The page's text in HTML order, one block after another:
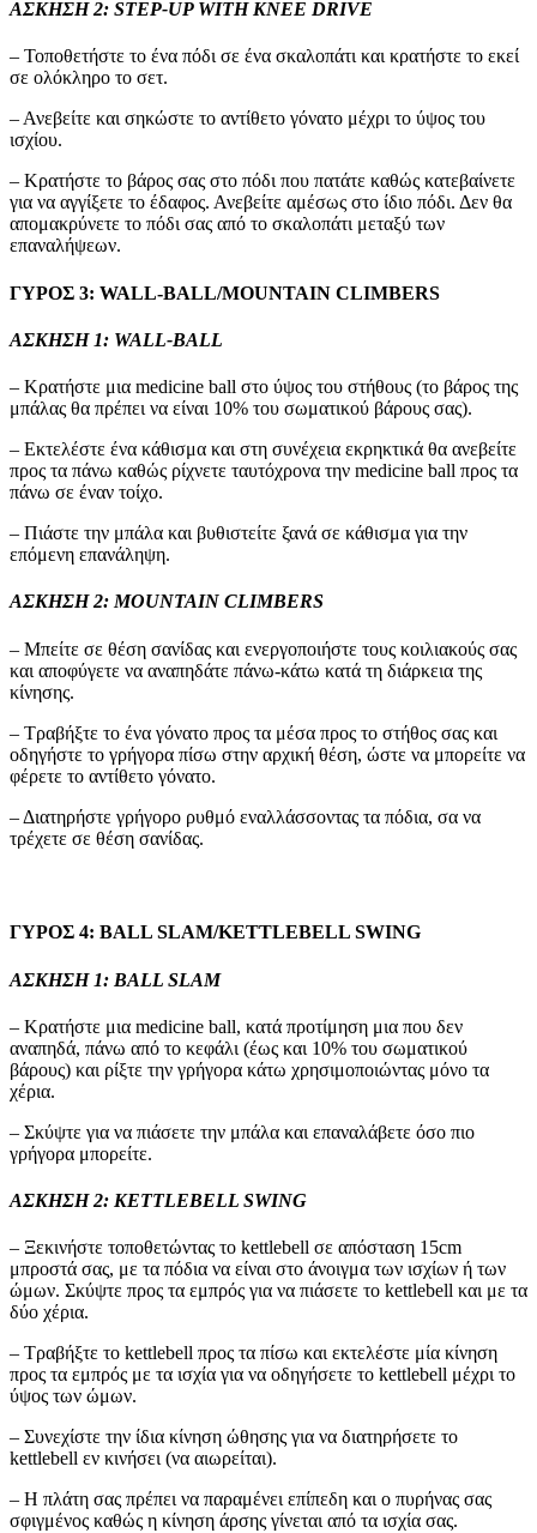
ΑΣΚΗΣΗ 2: STEP-UP WITH KNEE DRIVE
– Τοποθετήστε το ένα πόδι σε ένα σκαλοπάτι και κρατήστε το εκεί
σε ολόκληρο το σετ.
– Ανεβείτε και σηκώστε το αντίθετο γόνατο μέχρι το ύψος του
ισχίου.
– Κρατήστε το βάρος σας στο πόδι που πατάτε καθώς κατεβαίνετε
για να αγγίξετε το έδαφος. Ανεβείτε αμέσως στο ίδιο πόδι. Δεν θα
απομακρύνετε το πόδι σας από το σκαλοπάτι μεταξύ των
επαναλήψεων.
ΓΥΡΟΣ 3: WALL-BALL/MOUNTAIN CLIMBERS
ΑΣΚΗΣΗ 1: WALL-BALL
– Κρατήστε μια medicine ball στο ύψος του στήθους (το βάρος της
μπάλας θα πρέπει να είναι 10% του σωματικού βάρους σας).
– Εκτελέστε ένα κάθισμα και στη συνέχεια εκρηκτικά θα ανεβείτε
προς τα πάνω καθώς ρίχνετε ταυτόχρονα την medicine ball προς τα
πάνω σε έναν τοίχο.
– Πιάστε την μπάλα και βυθιστείτε ξανά σε κάθισμα για την
επόμενη επανάληψη.
ΑΣΚΗΣΗ 2: MOUNTAIN CLIMBERS
– Μπείτε σε θέση σανίδας και ενεργοποιήστε τους κοιλιακούς σας
και αποφύγετε να αναπηδάτε πάνω-κάτω κατά τη διάρκεια της
κίνησης.
– Τραβήξτε το ένα γόνατο προς τα μέσα προς το στήθος σας και
οδηγήστε το γρήγορα πίσω στην αρχική θέση, ώστε να μπορείτε να
φέρετε το αντίθετο γόνατο.
– Διατηρήστε γρήγορο ρυθμό εναλλάσσοντας τα πόδια, σα να
τρέχετε σε θέση σανίδας.
ΓΥΡΟΣ 4: BALL SLAM/KETTLEBELL SWING
ΑΣΚΗΣΗ 1: BALL SLAM
– Κρατήστε μια medicine ball, κατά προτίμηση μια που δεν
αναπηδά, πάνω από το κεφάλι (έως και 10% του σωματικού
βάρους) και ρίξτε την γρήγορα κάτω χρησιμοποιώντας μόνο τα
χέρια.
– Σκύψτε για να πιάσετε την μπάλα και επαναλάβετε όσο πιο
γρήγορα μπορείτε.
ΑΣΚΗΣΗ 2: KETTLEBELL SWING
– Ξεκινήστε τοποθετώντας το kettlebell σε απόσταση 15cm
μπροστά σας, με τα πόδια να είναι στο άνοιγμα των ισχίων ή των
ώμων. Σκύψτε προς τα εμπρός για να πιάσετε το kettlebell και με τα
δύο χέρια.
– Τραβήξτε το kettlebell προς τα πίσω και εκτελέστε μία κίνηση
προς τα εμπρός με τα ισχία για να οδηγήσετε το kettlebell μέχρι το
ύψος των ώμων.
– Συνεχίστε την ίδια κίνηση ώθησης για να διατηρήσετε το
kettlebell εν κινήσει (να αιωρείται).
– Η πλάτη σας πρέπει να παραμένει επίπεδη και ο πυρήνας σας
σφιγμένος καθώς η κίνηση άρσης γίνεται από τα ισχία σας.